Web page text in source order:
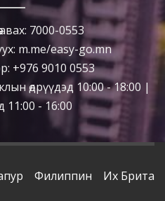
авах: 7000-0553
m.me/easy-go.mn
+976 9010 0553
өдрүүдэд 10:00 - 18:00 |
11:00 - 16:00
Филиппин Их